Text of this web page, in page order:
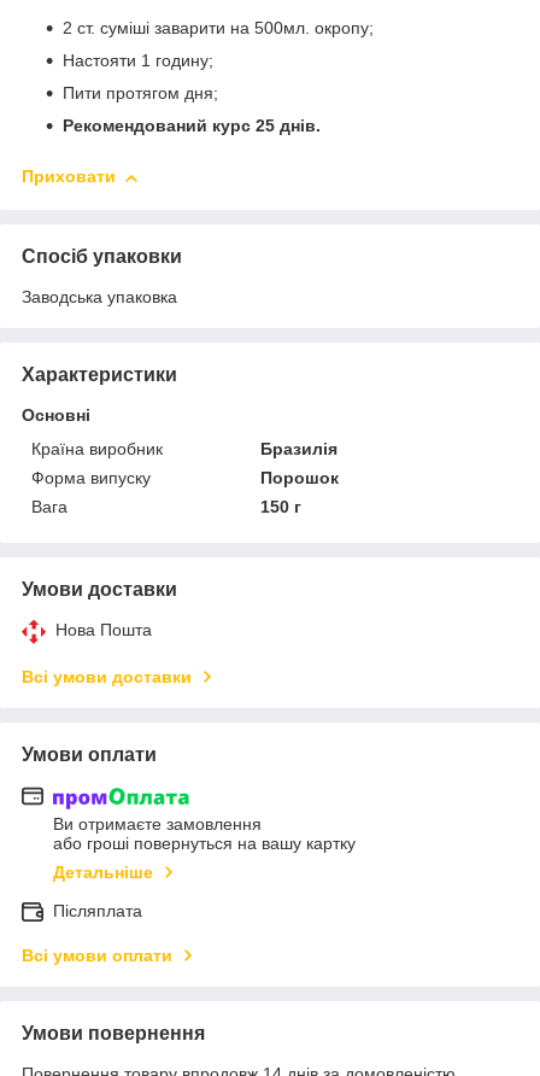
2 ст. суміші заварити на 500мл. окропу;
Настояти 1 годину;
Пити протягом дня;
Рекомендований курс 25 днів.
Приховати
Спосіб упаковки
Заводська упаковка
Характеристики
Основні
Країна виробник
Бразилія
Форма випуску
Порошок
Вага
150 г
Умови доставки
Нова Пошта
Всі умови доставки
Умови оплати
Ви отримаєте замовлення
або гроші повернуться на вашу картку
Детальніше
Післяплата
Всі умови оплати
Умови повернення